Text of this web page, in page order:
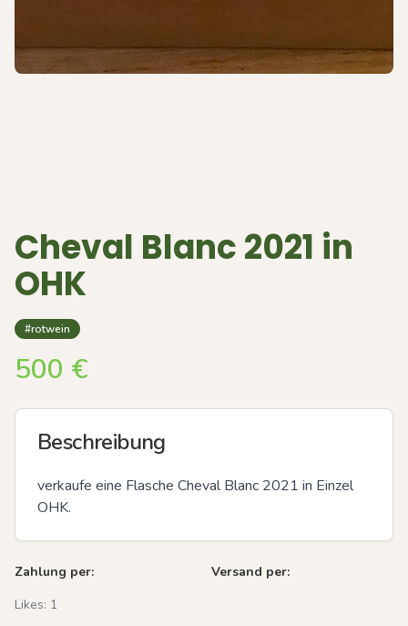
Cheval Blanc 2021 in
OHK
#rotwein
500 €
Beschreibung
verkaufe eine Flasche Cheval Blanc 2021 in Einzel
OHK.
Zahlung per:
Versand per:
Likes: 1